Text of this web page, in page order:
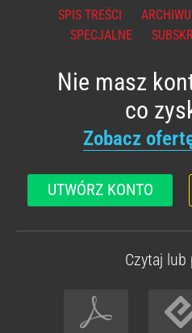
SPIS TREŚCI
SPECJALNE
Nie masz
co
Zobacz
UTWÓRZ KONTO
Czytaj lub